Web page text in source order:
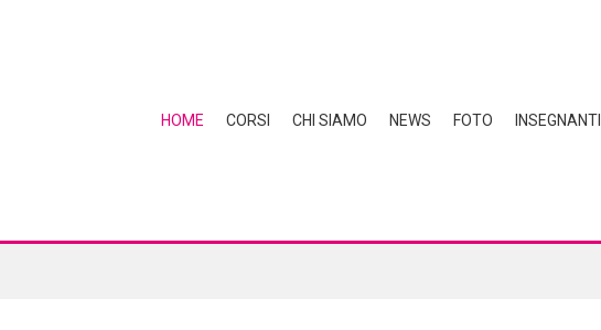
HOME CORSI CHI SIAMO NEWS FOTO INSEGNANTI